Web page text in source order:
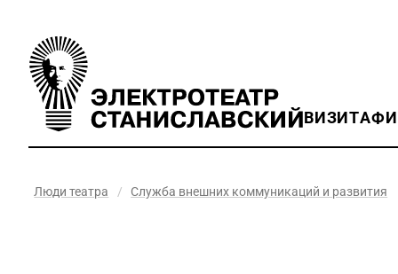
ВИЗИТ
Люди театра / Служба внешних коммуникаций и развития